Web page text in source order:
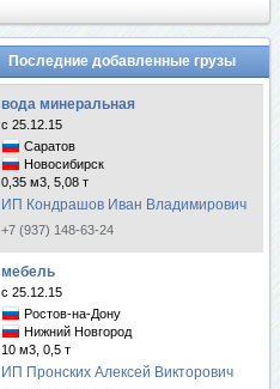
Последние добавленные грузы
вода минеральная
с 25.12.15
Саратов
Новосибирск
0,35 м3, 5,08 т
ИП Кондрашов Иван Владимирович
+7 (937) 148-63-24
мебель
с 25.12.15
Ростов-на-Дону
Нижний Новгород
10 м3, 0,5 т
ИП Пронских Алексей Викторович